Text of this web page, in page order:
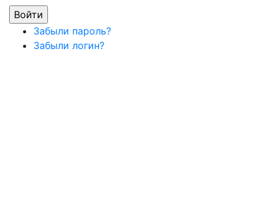
Забыли пароль?
Забыли логин?